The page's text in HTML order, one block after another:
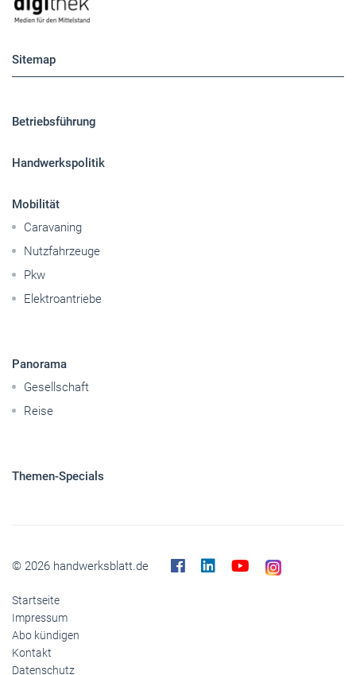
Sitemap
Betriebsführung
Handwerkspolitik
Mobilität
Caravaning
Nutzfahrzeuge
Pkw
Elektroantriebe
Panorama
Gesellschaft
Reise
Themen-Specials
© 2026 handwerksblatt.de
Startseite
Impressum
Abo kündigen
Kontakt
Datenschutz